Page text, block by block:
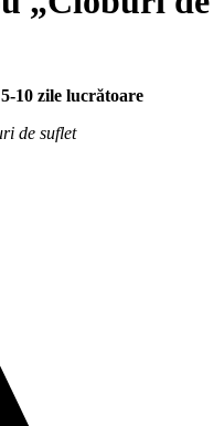
10 zile lucrătoare
de suflet